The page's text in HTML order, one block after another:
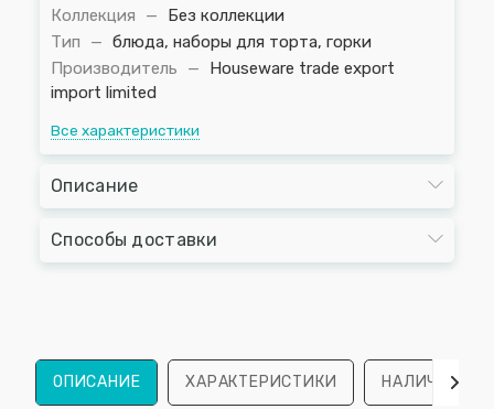
Коллекция
—
Без коллекции
Тип
— блюда, наборы для торта, горки
Производитель
—
Houseware trade export
import limited
Все характеристики
Описание
Способы доставки
ОПИСАНИЕ ХАРАКТЕРИСТИКИ НАЛИЧИЕ